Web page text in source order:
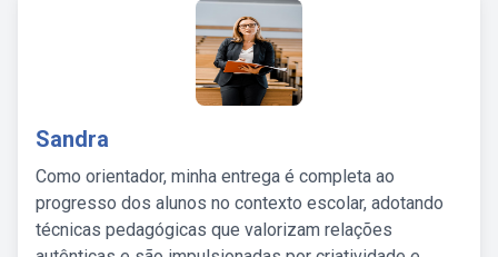
Sandra
Como orientador, minha entrega é completa ao
progresso dos alunos no contexto escolar, adotando
técnicas pedagógicas que valorizam relações